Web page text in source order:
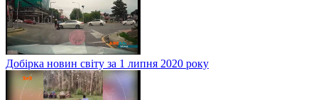
Добірка новин світу за 1 липня 2020 року